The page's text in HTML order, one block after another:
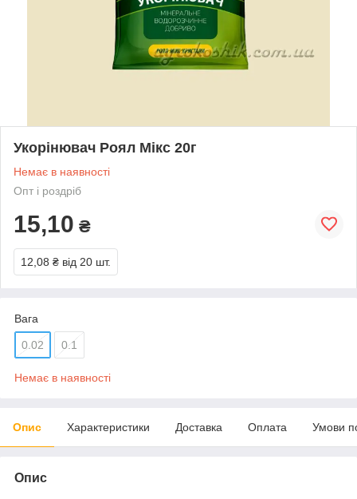
Укорінювач Роял Мікс 20г
Немає в наявності
Опт і роздріб
15,10 ₴
12,08 ₴ від 20 шт.
Вага
0.02 0.1
Немає в наявності
Опис Характеристики Доставка Оплата Умови
Опис